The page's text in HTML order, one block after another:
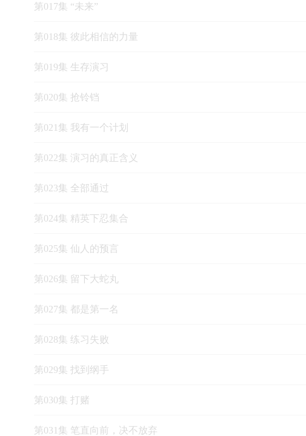
第017集 “未来”
第018集 彼此相信的力量
第019集 生存演习
第020集 抢铃铛
第021集 我有一个计划
第022集 演习的真正含义
第023集 全部通过
第024集 精英下忍集合
第025集 仙人的预言
第026集 留下大蛇丸
第027集 都是第一名
第028集 练习失败
第029集 找到纲手
第030集 打赌
第031集 笔直向前，决不放弃